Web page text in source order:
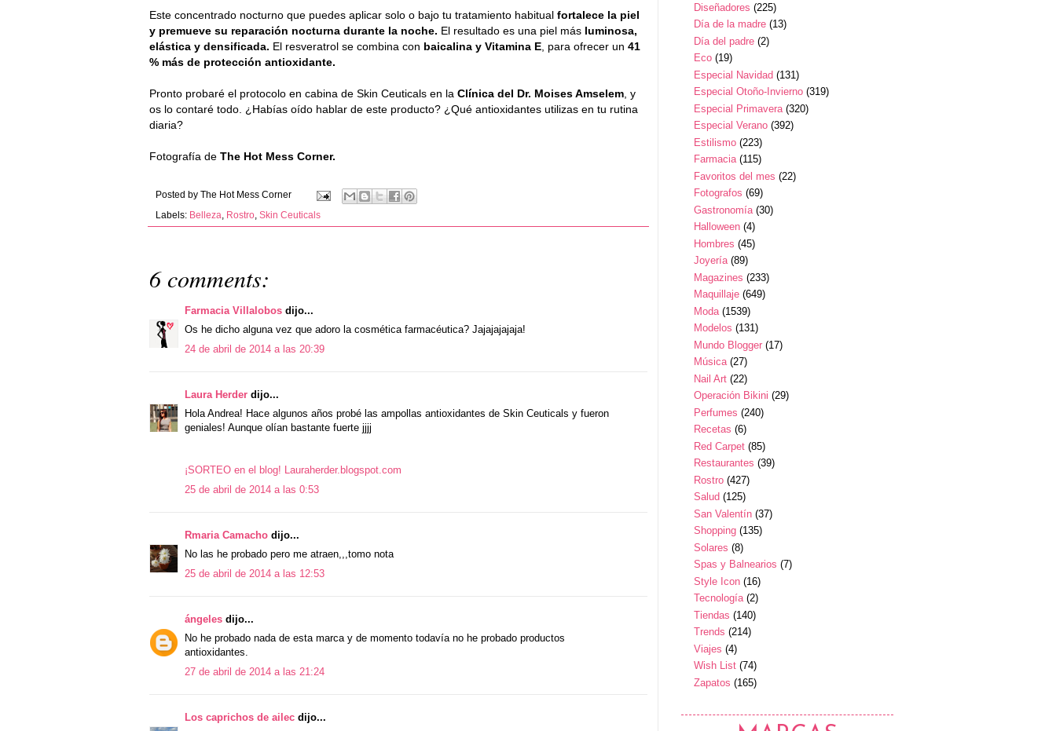
Este concentrado nocturno que puedes aplicar solo o bajo tu tratamiento habitual fortalece la piel
y premueve su reparación nocturna durante la noche. El resultado es una piel más luminosa,
elástica y densificada. El resveratrol se combina con baicalina y Vitamina E , para ofrecer un 41
% más de protección antioxidante.
Pronto probaré el protocolo en cabina de Skin Ceuticals en la Clínica del Dr. Moises Amselem , y
os lo contaré todo. ¿Habías oído hablar de este producto? ¿Qué antioxidantes utilizas en tu rutina
diaria?
Fotografía de The Hot Mess Corner.
Posted by The Hot Mess Corner
Labels: Belleza Rostro Skin Ceuticals
6 comments:
Farmacia Villalobos dijo...
Os he dicho alguna vez que adoro la cosmética farmacéutica? Jajajajajaja!
24 de abril de 2014 a las 20:39
Laura Herder dijo...
Hola Andrea! Hace algunos años probé las ampollas antioxidantes de Skin Ceuticals y fueron
geniales! Aunque olían bastante fuerte jjjj
¡SORTEO en el blog! Lauraherder.blogspot.com
25 de abril de 2014 a las 0:53
Rmaria Camacho dijo...
No las he probado pero me atraen,,,tomo nota
25 de abril de 2014 a las 12:53
ángeles dijo...
No he probado nada de esta marca y de momento todavía no he probado productos
antioxidantes.
27 de abril de 2014 a las 21:24
Los caprichos de ailec dijo...
Diseñadores (225)
Día de la madre (13)
Día del padre (2)
Eco (19)
Especial Navidad (131)
Especial Otoño-Invierno (319)
Especial Primavera (320)
Especial Verano (392)
Estilismo (223)
Farmacia (115)
Favoritos del mes (22)
Fotografos (69)
Gastronomía (30)
Halloween (4)
Hombres (45)
Joyería (89)
Magazines (233)
Maquillaje (649)
Moda (1539)
Modelos (131)
Mundo Blogger (17)
Música (27)
Nail Art (22)
Operación Bikini (29)
Perfumes (240)
Recetas (6)
Red Carpet (85)
Restaurantes (39)
Rostro (427)
Salud (125)
San Valentín (37)
Shopping (135)
Solares (8)
Spas y Balnearios (7)
Style Icon (16)
Tecnología (2)
Tiendas (140)
Trends (214)
Viajes (4)
Wish List (74)
Zapatos (165)